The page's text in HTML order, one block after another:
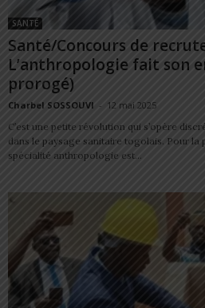
SANTÉ
Santé/Concours de
L’anthropologie fait son
prorogé)
Charbel SOSSOUVI - 12 mai 2025
C’est une petite révolution qui s’opère
dans le paysage sanitaire togolais. Pour la
spécialité anthropologie est...